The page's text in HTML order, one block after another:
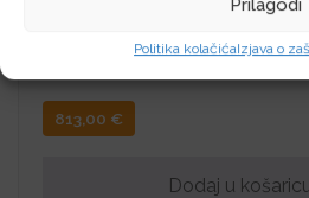
Prilagodi
Politika kolačićaIzjava o
DOS, Intel Core 5 -1334U,4.6
GB,16″ IPS AG WUXGA,SSD
813,00 €
Dodaj u